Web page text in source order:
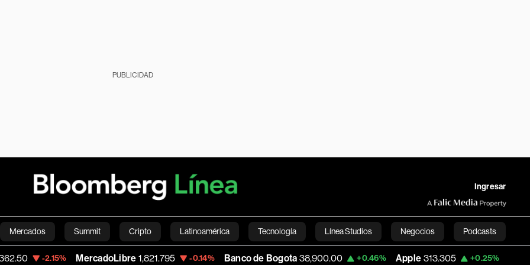
PUBLICIDAD
Ingresar
Mercados Summit Cripto Latinoamérica Tecnología Línea Studios Negocios Podcasts
Economía Estilo de vida Mundo Videos English
MercadoLibre 1,821.795 -0.14% Banco de Bogota 38,900.00 +0.46% Apple 313.305 +0.25% USD COP